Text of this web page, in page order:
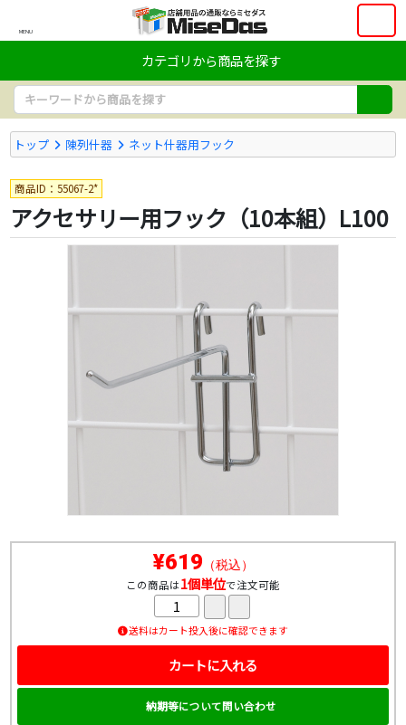
MENU
カテゴリから商品を探す
トップ 陳列什器 ネット什器用フック
商品ID：55067-2*
アクセサリー用フック（10本組）L100
¥619 （税込）
この商品は1個単位で注文可能
送料はカート投入後に確認できます
カートに入れる
納期等について問い合わせ